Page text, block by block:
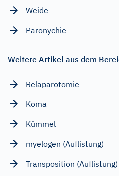
Weide
Paronychie
Weitere Artikel aus dem
Relaparotomie
Koma
Kümmel
myelogen (Auflistung)
Transposition (Auflistung)